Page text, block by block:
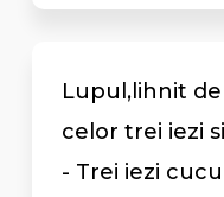
Lupul,lihnit
celor trei iezi
- Trei iezi